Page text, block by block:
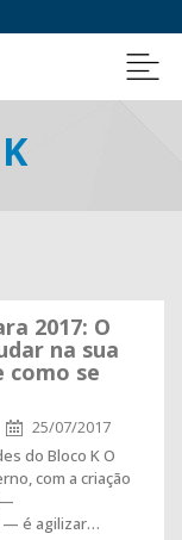
2017: O
na sua
como se
25/07/2017
do Bloco K O
com a criação
—
— é agilizar…